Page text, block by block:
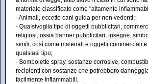
materiale classificato come "altamente
- Animali, eccetto cani guida per non vedenti;
- Qualsivoglia tipo di oggetti pubblicitari,
religiosi, ossia banner pubblicitari, insegne,
simili, così come materiali e oggetti commerciali
qualsiasi tipo;
- Bombolette spray, sostanze corrosive,
recipienti con sostanze che potrebbero
facilmente infiammabili.